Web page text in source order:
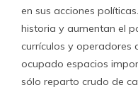
en sus acciones
historia y aumentan el
currículos y operadores
ocupado espacios
sólo reparto crudo de